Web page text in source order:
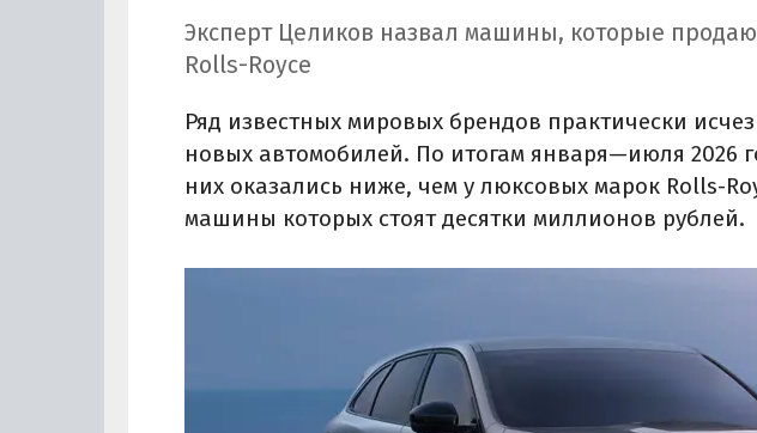
Эксперт Целиков назвал машины, которые
Rolls-Royce
Ряд известных мировых брендов практически
новых автомобилей. По итогам января—июля 2026
них оказались ниже, чем у люксовых марок Rolls-
машины которых стоят десятки миллионов рублей.